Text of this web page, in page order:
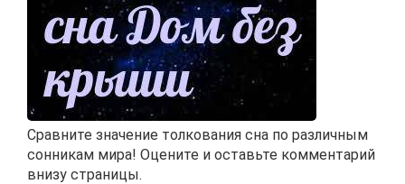
Сравните значение толкования сна по различным
сонникам мира! Оцените и оставьте комментарий
внизу страницы.